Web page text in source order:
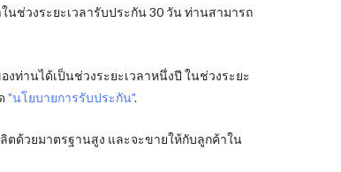
ช่วงระยะเวลารับประกัน 30 วัน ท่านสามารถ
งท่านได้เป็นช่วงระยะเวลาหนึ่งปี ในช่วงระยะ
"นโยบายการรับประกัน".
ด้วยมาตรฐานสูง และจะขายให้กับลูกค้าใน